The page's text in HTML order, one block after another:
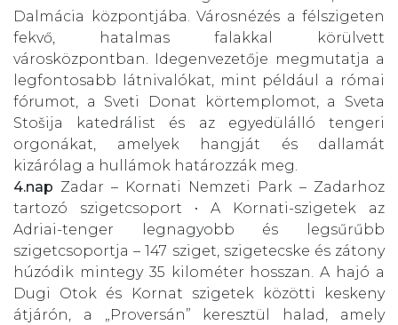
Dalmácia központjába. Városnézés a félszigeten
fekvő, hatalmas falakkal körülvett
városközpontban. Idegenvezetője megmutatja a
legfontosabb látnivalókat, mint például a római
fórumot, a Sveti Donat körtemplomot, a Sveta
Stošija katedrálist és az egyedülálló tengeri
orgonákat, amelyek hangját és dallamát
kizárólag a hullámok határozzák meg.
4.nap Zadar – Kornati Nemzeti Park – Zadarhoz
tartozó szigetcsoport • A Kornati-szigetek az
Adriai-tenger legnagyobb és legsűrűbb
szigetcsoportja – 147 sziget, szigetecske és zátony
húzódik mintegy 35 kilométer hosszan. A hajó a
Dugi Otok és Kornat szigetek közötti keskeny
átjárón, a „Proversán” keresztül halad, amely